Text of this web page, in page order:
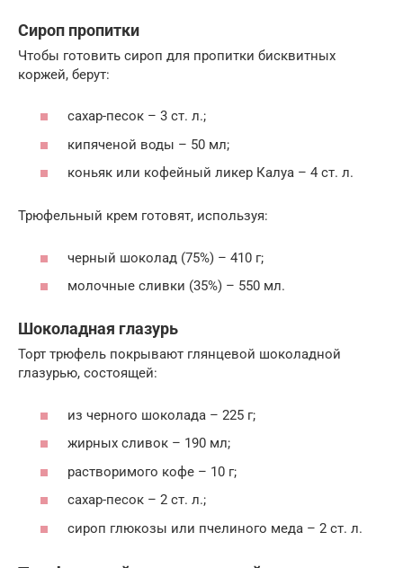
Сироп пропитки
Чтобы готовить сироп для пропитки бисквитных
коржей, берут:
сахар-песок – 3 ст. л.;
кипяченой воды – 50 мл;
коньяк или кофейный ликер Калуа – 4 ст. л.
Трюфельный крем готовят, используя:
черный шоколад (75%) – 410 г;
молочные сливки (35%) – 550 мл.
Шоколадная глазурь
Торт трюфель покрывают глянцевой шоколадной
глазурью, состоящей:
из черного шоколада – 225 г;
жирных сливок – 190 мл;
растворимого кофе – 10 г;
сахар-песок – 2 ст. л.;
сироп глюкозы или пчелиного меда – 2 ст. л.